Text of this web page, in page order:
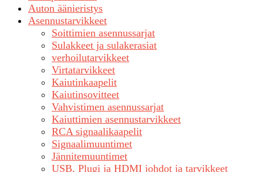
Auton äänieristys
Asennustarvikkeet
Soittimien asennussarjat
Sulakkeet ja sulakerasiat
verhoilutarvikkeet
Virtatarvikkeet
Kaiutinkaapelit
Kaiutinsovitteet
Vahvistimen asennussarjat
Kaiuttimien asennustarvikkeet
RCA signaalikaapelit
Signaalimuuntimet
Jännitemuuntimet
USB, Plugi ja HDMI johdot ja tarvikkeet